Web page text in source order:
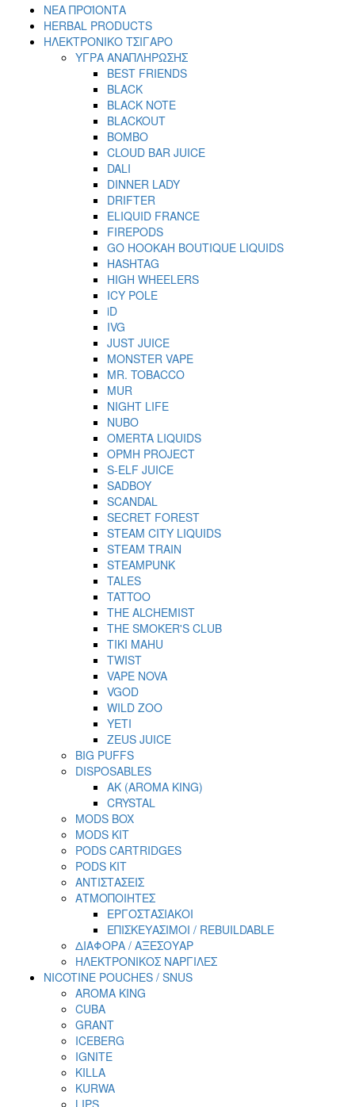
ΝΕΑ ΠΡΟΪΟΝΤΑ
HERBAL PRODUCTS
ΗΛΕΚΤΡΟΝΙΚΟ ΤΣΙΓΑΡΟ
ΥΓΡΑ ΑΝΑΠΛΗΡΩΣΗΣ
BEST FRIENDS
BLACK
BLACK NOTE
BLACKOUT
BOMBO
CLOUD BAR JUICE
DALI
DINNER LADY
DRIFTER
ELIQUID FRANCE
FIREPODS
GO HOOKAH BOUTIQUE LIQUIDS
HASHTAG
HIGH WHEELERS
ICY POLE
iD
IVG
JUST JUICE
MONSTER VAPE
MR. TOBACCO
MUR
NIGHT LIFE
NUBO
OMERTA LIQUIDS
OPMH PROJECT
S-ELF JUICE
SADBOY
SCANDAL
SECRET FOREST
STEAM CITY LIQUIDS
STEAM TRAIN
STEAMPUNK
TALES
TATTOO
THE ALCHEMIST
THE SMOKER'S CLUB
TIKI MAHU
TWIST
VAPE NOVA
VGOD
WILD ZOO
YETI
ZEUS JUICE
BIG PUFFS
DISPOSABLES
AK (AROMA KING)
CRYSTAL
MODS BOX
MODS KIT
PODS CARTRIDGES
PODS KIT
ΑΝΤΙΣΤΑΣΕΙΣ
ΑΤΜΟΠΟΙΗΤΕΣ
ΕΡΓΟΣΤΑΣΙΑΚΟΙ
ΕΠΙΣΚΕΥΑΣΙΜΟΙ / REBUILDABLE
ΔΙΑΦΟΡΑ / ΑΞΕΣΟΥΑΡ
ΗΛΕΚΤΡΟΝΙΚΟΣ ΝΑΡΓΙΛΕΣ
NICOTINE POUCHES / SNUS
AROMA KING
CUBA
GRANT
ICEBERG
IGNITE
KILLA
KURWA
LIPS